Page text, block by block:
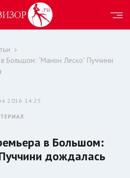
Большом: “Манон Леско” Пуччини
2016 14:25
в Большом:
дождалась